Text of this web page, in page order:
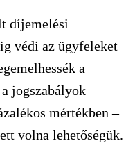
díjemelési
védi az ügyfeleket
a
jogszabályok
mértékben –
volna lehetőségük.